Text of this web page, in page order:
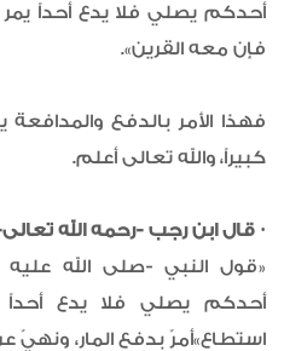
أحدكم يصلي فلا يدع أحداً يمر
فإن معه القرين».
فهذا الأمر بالدفع
كبيراً، والله تعالى أعلم.
· قال ابن رجب -رحمه الله تعالى-
«قول النبي -صلى الله
أحدكم يصلي فلا يدع أحداً
استطاع»أمرٌ بدفع المار، ونهيٌ